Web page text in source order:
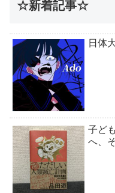
☆新着記事☆
日体
子ど
へ、